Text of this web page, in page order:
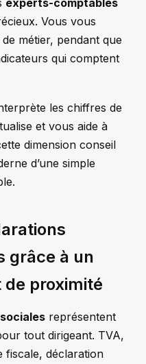
Vous vous
métier, pendant que
qui comptent
les chiffres de
et vous aide à
dimension conseil
d’une simple
grâce à un
proximité
représentent
tout dirigeant. TVA,
fiscale, déclaration